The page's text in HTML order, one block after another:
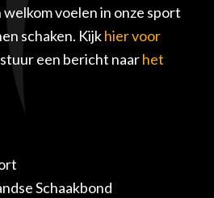
voelen in onze sport
schaken. Kijkhier voor
een bericht naarhet
Schaakbond